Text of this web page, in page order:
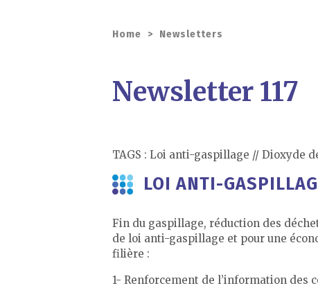
Home > Newsletters
Newsletter 117
TAGS : Loi anti-gaspillage // Dioxyde
LOI ANTI-
Fin du gaspillage, réduction des
de loi anti-gaspillage et pour une
filière :
1- Renforcement de l’information des